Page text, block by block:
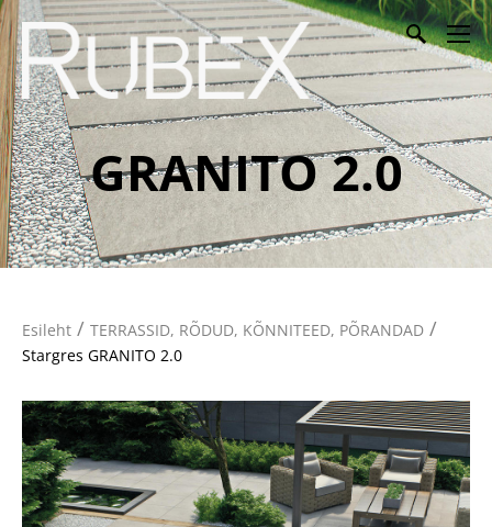
GRANITO 2.0
Esileht / TERRASSID, RÕDUD, KÕNNITEED, PÕRANDAD /
Stargres GRANITO 2.0